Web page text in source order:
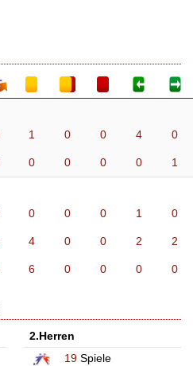
1 0 0 4 0
0 0 0 0 1
0 0 0 1 0
4 0 0 2 2
6 0 0 0 0
2.Herren
19Spiele